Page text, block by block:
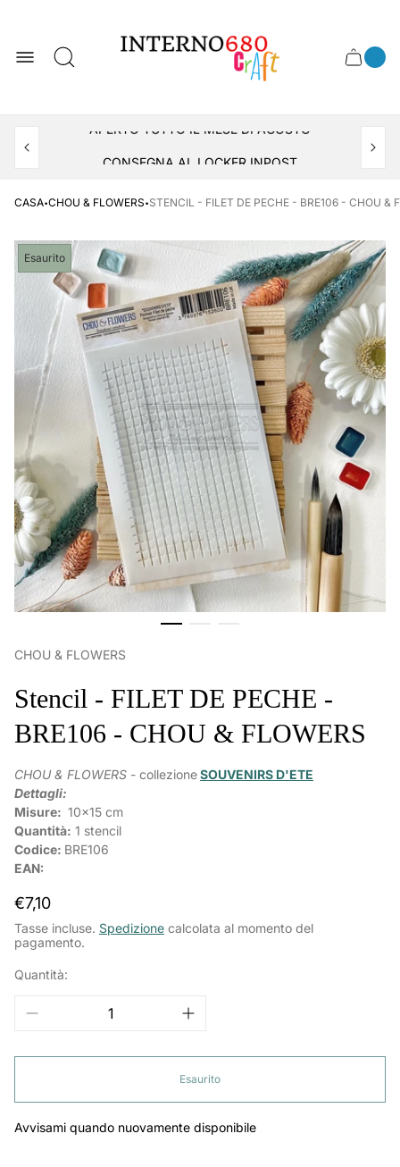
del
negozio
Cassetto
CASA·CHOU & FLOWERS·STENCIL - FILET DE PECHE - BRE106 - CHOU &
Etichetta
del
prodotto:
Esaurito
CHOU & FLOWERS
Stencil - FILET DE PECHE -
BRE106 - CHOU & FLOWERS
CHOU & FLOWERS - collezioneSOUVENIRS D'ETE
Dettagli:
Misure: 10x15 cm
Quantità: 1 stencil
Codice: BRE106
EAN:
Prezzo
normale
€7,10
Tasse incluse. Spedizione calcolata al momento del
pagamento.
Quantità:
Esaurito
Avvisami quando nuovamente disponibile